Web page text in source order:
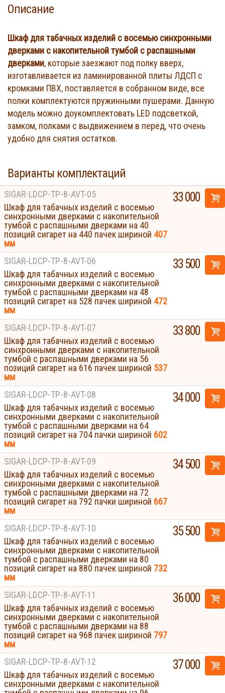
Displays
Описание
Шкаф для табачных изделий с восемью синхронными
дверками с накопительной тумбой с распашными
дверками, которые заезжают под полку вверх,
изготавливается из ламинированной плиты ЛДСП с
кромками ПВХ, поставляется в собранном виде, все
полки комплектуются пружинными пушерами. Данную
модель можно доукомплектовать LED подсветкой,
замком, полками с выдвижением в перед, что очень
удобно для снятия остатков.
Варианты комплектаций
SIGAR-LDCP-TP-8-AVT-05
Шкаф для табачных изделий с восемью
синхронными дверками с накопительной
тумбой с распашными дверками на 40
позиций сигарет на 440 пачек шириной 407
мм
33 000
SIGAR-LDCP-TP-8-AVT-06
Шкаф для табачных изделий с восемью
синхронными дверками с накопительной
тумбой с распашными дверками на 48
позиций сигарет на 528 пачек шириной 472
мм
33 500
SIGAR-LDCP-TP-8-AVT-07
Шкаф для табачных изделий с восемью
синхронными дверками с накопительной
тумбой с распашными дверками на 56
позиций сигарет на 616 пачек шириной 537
мм
33 800
SIGAR-LDCP-TP-8-AVT-08
Шкаф для табачных изделий с восемью
синхронными дверками с накопительной
тумбой с распашными дверками на 64
позиций сигарет на 704 пачки шириной 602
мм
34 000
SIGAR-LDCP-TP-8-AVT-09
Шкаф для табачных изделий с восемью
синхронными дверками с накопительной
тумбой с распашными дверками на 72
позиций сигарет на 792 пачки шириной 667
мм
34 500
SIGAR-LDCP-TP-8-AVT-10
Шкаф для табачных изделий с восемью
синхронными дверками с накопительной
тумбой с распашными дверками на 80
позиций сигарет на 880 пачек шириной 732
мм
35 500
SIGAR-LDCP-TP-8-AVT-11
Шкаф для табачных изделий с восемью
синхронными дверками с накопительной
тумбой с распашными дверками на 88
позиций сигарет на 968 пачек шириной 797
мм
36 000
SIGAR-LDCP-TP-8-AVT-12
Шкаф для табачных изделий с восемью
синхронными дверками с накопительной
37 000